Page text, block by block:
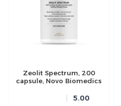
Zeolit Spectrum, 200
capsule, Novo Biomedics
5.00